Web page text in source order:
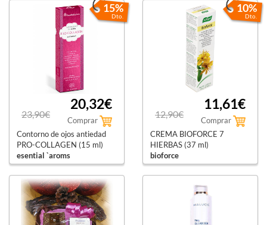
15%
Dto.
23,90€
20,32€
Comprar
Contorno de ojos antiedad
PRO-COLLAGEN (15 ml)
esential `aroms
10%
Dto.
12,90€
11,61€
Comprar
CREMA BIOFORCE 7
HIERBAS (37 ml)
bioforce